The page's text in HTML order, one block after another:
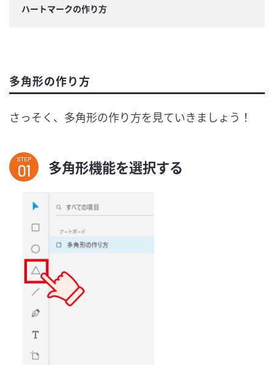
ハートマークの作り方
多角形の作り方
さっそく、多角形の作り方を見ていきましょう！
STEP 多角形機能を選択する